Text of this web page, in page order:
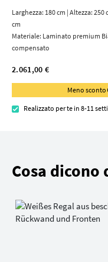
Larghezza: 180 cm | Altezza:
cm
Materiale: Laminato premium
compensato
2.061,00 €
Meno sconto
Realizzato per te in 8-11
Cosa dicono